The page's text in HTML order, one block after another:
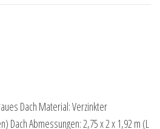
Dach Material: Verzinkter
Dach Abmessungen: 2,75 x 2 x 1,92 m (L